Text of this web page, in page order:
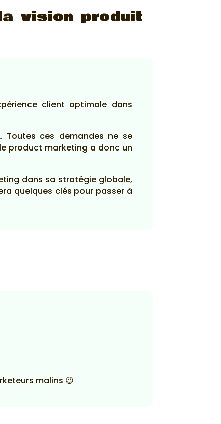
vision produit
client optimale dans
Toutes ces demandes ne se
product marketing a donc un
dans sa stratégie globale,
quelques clés pour passer à
malins 😉